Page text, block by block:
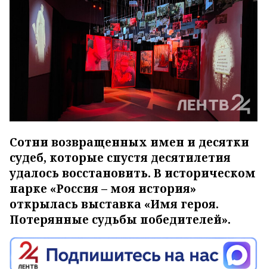
Сотни возвращенных имен и десятки
судеб, которые спустя десятилетия
удалось восстановить. В историческом
парке «Россия – моя история»
открылась выставка «Имя героя.
Потерянные судьбы победителей».